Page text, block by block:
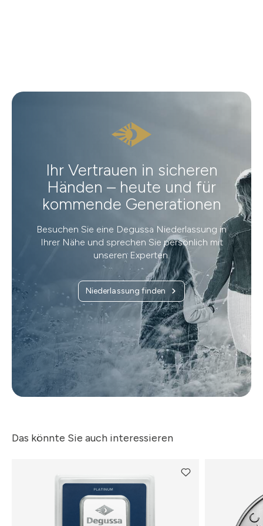
Ihr Vertrauen in sicheren
Händen – heute und für
kommende Generationen
Besuchen Sie eine Degussa Niederlassung in
Ihrer Nähe und sprechen Sie persönlich mit
unseren Experten.
Niederlassung finden
Das könnte Sie auch interessieren